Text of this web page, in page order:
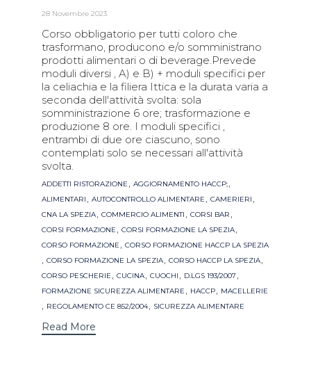
28 Novembre 2023
Corso obbligatorio per tutti coloro che
trasformano, producono e/o somministrano
prodotti alimentari o di beverage.Prevede
moduli diversi , A) e B) + moduli specifici per
la celiachia e la filiera Ittica e la durata varia a
seconda dell'attività svolta: sola
somministrazione 6 ore; trasformazione e
produzione 8 ore. I moduli specifici ,
entrambi di due ore ciascuno, sono
contemplati solo se necessari all'attività
svolta.
Tags
ADDETTI RISTORAZIONE , AGGIORNAMENTO HACCP;,
ALIMENTARI , AUTOCONTROLLO ALIMENTARE , CAMERIERI ,
CNA LA SPEZIA, COMMERCIO ALIMENTI , CORSI BAR ,
CORSI FORMAZIONE , CORSI FORMAZIONE LA SPEZIA,
CORSO FORMAZIONE , CORSO FORMAZIONE HACCP LA SPEZIA
, CORSO FORMAZIONE LA SPEZIA, CORSO HACCP LA SPEZIA,
CORSO PESCHERIE , CUCINA, CUOCHI , D.LGS 193/2007 ,
FORMAZIONE SICUREZZA ALIMENTARE , HACCP, MACELLERIE
, REGOLAMENTO CE 852/2004, SICUREZZA ALIMENTARE
Read More